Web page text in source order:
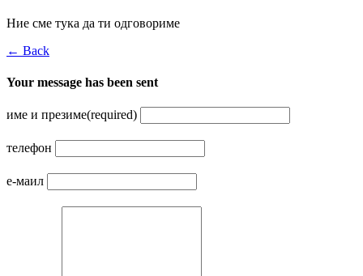
Ние сме тука да ти одговориме
← Back
Your message has been sent
име и презиме(required)
телефон
е-маил